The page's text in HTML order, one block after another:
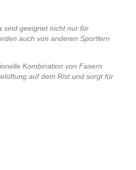
sind geeignet nicht nur für
auch von anderen Sportlern
Kombination von Fasern
auf dem Rist und sorgt für